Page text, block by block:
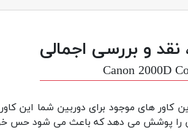
نقد و بررسی اجمالی
Canon 2000D
کاور های موجود برای دوربین شما این
را پوشش می دهد که باعث می شود حس